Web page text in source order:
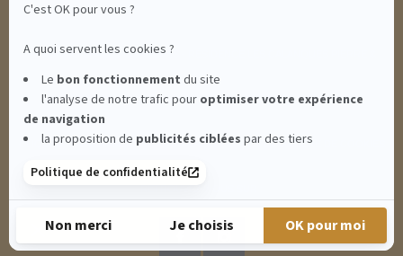
C'est OK pour vous ?
A quoi servent les cookies ?
Le bon fonctionnement du site
l'analyse de notre trafic pour optimiservotre expérience
de navigation
la proposition de publicités ciblées par des tiers
Politique de confidentialité
Non merci Je choisis OK pour moi
THALASSO SPA LES ISSAMBRES - RÉSIDENCE LES CALANQUES PIERRE &
VACANCES**** - BOULEVARD DU MÉROU - 83380 LES ISSAMBRES -
CLIQUEZ-ICI POUR MODIFIER VOS PRÉFÉRENCES EN MATIÈRE DE COOKIES